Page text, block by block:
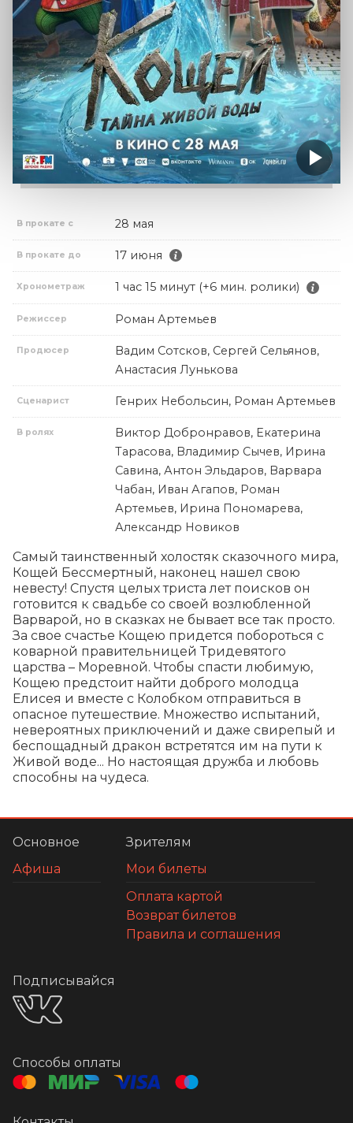
В прокате с 28 мая
В прокате до 17 июня
Хронометраж 1 час 15 минут (+6 мин. ролики)
Режиссер Роман Артемьев
Продюсер
Вадим Сотсков, Сергей Сельянов,
Анастасия Лунькова
Сценарист Генрих Небольсин, Роман Артемьев
В ролях
Виктор Добронравов, Екатерина
Тарасова, Владимир Сычев, Ирина
Савина, Антон Эльдаров, Варвара
Чабан, Иван Агапов, Роман
Артемьев, Ирина Пономарева,
Александр Новиков
Самый таинственный холостяк сказочного мира,
Кощей Бессмертный, наконец нашел свою
невесту! Спустя целых триста лет поисков он
готовится к свадьбе со своей возлюбленной
Варварой, но в сказках не бывает все так просто.
За свое счастье Кощею придется побороться с
коварной правительницей Тридевятого
царства – Моревной. Чтобы спасти любимую,
Кощею предстоит найти доброго молодца
Елисея и вместе с Колобком отправиться в
опасное путешествие. Множество испытаний,
невероятных приключений и даже свирепый и
беспощадный дракон встретятся им на пути к
Живой воде... Но настоящая дружба и любовь
способны на чудеса.
Основное
Афиша
Зрителям
Мои билеты
Оплата картой
Возврат билетов
Правила и соглашения
Подписывайся
Способы оплаты